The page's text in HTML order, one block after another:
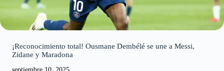
¡Reconocimiento total! Ousmane Dembélé se une a Messi,
Zidane y Maradona
septiembre 10, 2025